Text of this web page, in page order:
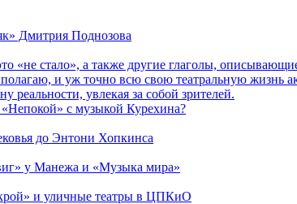
Дмитрия Поднозова
«не стало», а также другие глаголы,
и уж точно всю свою театральную жизнь
реальности, увлекая за собой зрителей.
с музыкой Курехина?
до Энтони Хопкинса
у Манежа и «Музыка мира»
и уличные театры в ЦПКиО